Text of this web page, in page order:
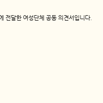
달한 여성단체 공동 의견서입니다.